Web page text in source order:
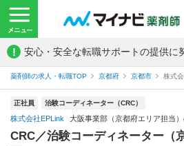
! 安心・安全な転職サポートの提供に
薬剤師の求人・転職TOP 京都府 京都市 株式
正社員 治験コーディネーター（CRC）
株式会社EPLink 大阪事業部（京都府エリア担当）
CRC／治験コーディネーター